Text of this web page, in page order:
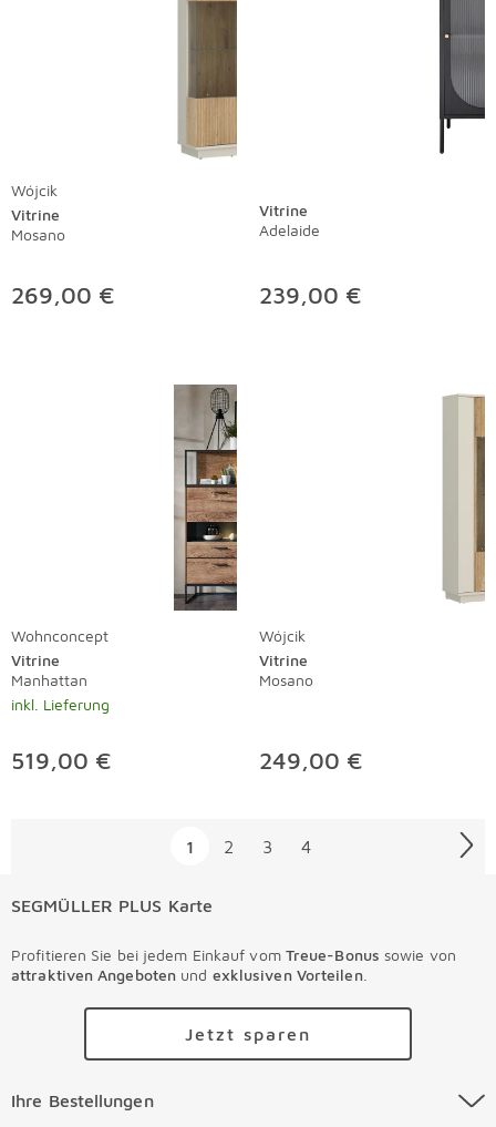
Wójcik
Vitrine
Mosano
269,00 €
Vitrine
Adelaide
239,00 €
Wohnconcept
Vitrine
Manhattan
inkl. Lieferung
519,00 €
Wójcik
Vitrine
Mosano
249,00 €
1
2 3 4
SEGMÜLLER PLUS Karte
Profitieren Sie bei jedem Einkauf vom Treue-Bonus sowie von
attraktiven Angeboten und exklusiven Vorteilen.
Jetzt sparen
Ihre Bestellungen Überspringen
Ihre Bestellungen